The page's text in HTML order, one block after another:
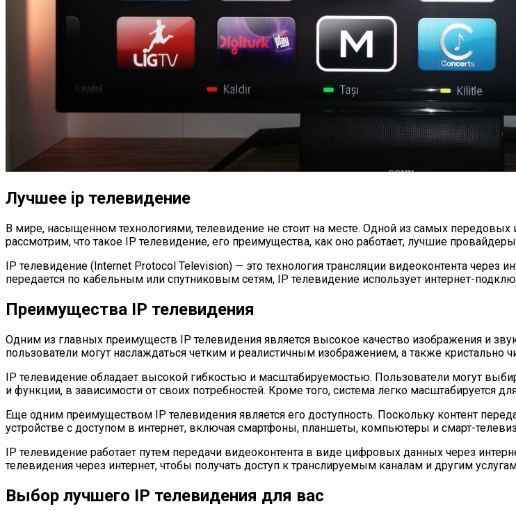
Лучшее ip телевидение
В мире, насыщенном технологиями, телевидение не стоит на месте. Одной из самых
рассмотрим, что такое IP телевидение, его преимущества, как оно работает, лучшие
IP телевидение (Internet Protocol Television) — это технология трансляции видеоконтента через
передается по кабельным или спутниковым сетям, IP телевидение использует интернет-
Преимущества IP телевидения
Одним из главных преимуществ IP телевидения является высокое качество изображения и
пользователи могут наслаждаться четким и реалистичным изображением, а также кристально
IP телевидение обладает высокой гибкостью и масштабируемостью. Пользователи могут
и функции, в зависимости от своих потребностей. Кроме того, система легко масштабируется
Еще одним преимуществом IP телевидения является его доступность. Поскольку контент
устройстве с доступом в интернет, включая смартфоны, планшеты, компьютеры и смарт-
IP телевидение работает путем передачи видеоконтента в виде цифровых данных через
телевидения через интернет, чтобы получать доступ к транслируемым каналам и другим
Выбор лучшего IP телевидения для вас